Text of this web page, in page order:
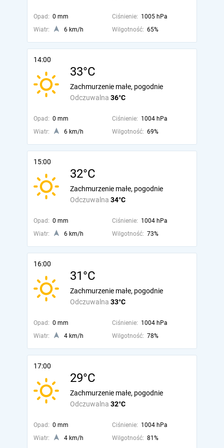
Opad: 0 mm Ciśnienie: 1005 hPa
Wiatr:
6 km/h Wilgotność: 65%
14:00
33°C
Odczuwalna 36°C
Zachmurzenie małe, pogodnie
Opad: 0 mm Ciśnienie: 1004 hPa
Wiatr:
6 km/h Wilgotność: 69%
15:00
32°C
Odczuwalna 34°C
Zachmurzenie małe, pogodnie
Opad: 0 mm Ciśnienie: 1004 hPa
Wiatr:
6 km/h Wilgotność: 73%
16:00
31°C
Odczuwalna 33°C
Zachmurzenie małe, pogodnie
Opad: 0 mm Ciśnienie: 1004 hPa
Wiatr:
4 km/h Wilgotność: 78%
17:00
29°C
Odczuwalna 32°C
Zachmurzenie małe, pogodnie
Opad: 0 mm Ciśnienie: 1004 hPa
Wiatr:
4 km/h Wilgotność: 81%